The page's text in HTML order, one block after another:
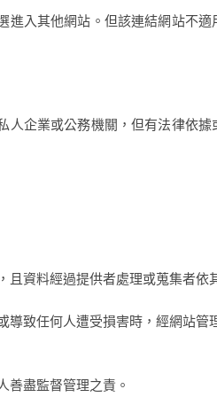
進入其他網站。但該連結網站不適
人企業或公務機關，但有法律依據
且資料經過提供者處理或蒐集者依
導致任何人遭受損害時，經網站管
善盡監督管理之責。